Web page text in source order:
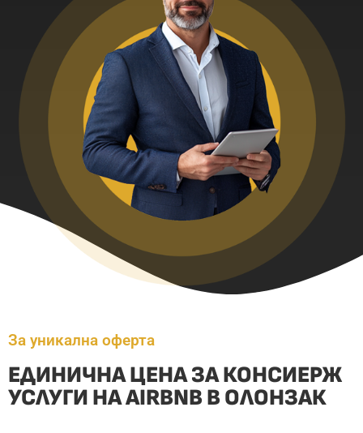
За уникална оферта
ЕДИНИЧНА ЦЕНА ЗА КОНСИЕРЖ
УСЛУГИ НА AIRBNB В ОЛОНЗАК